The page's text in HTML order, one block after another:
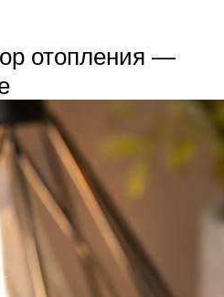
отопления —